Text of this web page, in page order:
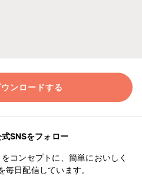
ンロードする
SNSをフォロー
コンセプトに、簡単においしく
毎日配信しています。